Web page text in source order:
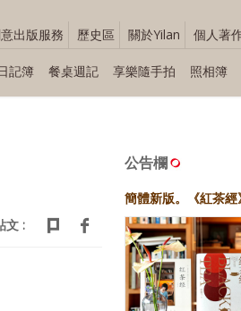
出版服務 歷史區 關於Yilan 個人著
記簿 餐桌週記 享樂隨手拍 照相簿
文 :
公告欄
簡體新版。《紅茶經